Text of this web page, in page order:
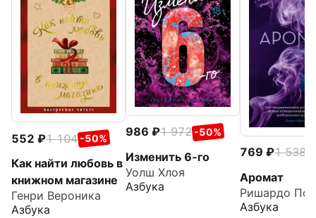
552 1 104 -50%
Как найти любовь в
книжном магазине
Генри Вероника
Азбука
986 1 972 -50%
Изменить 6-го
Уолш Хлоя
Азбука
769 1 538
Аромат
Ришардо
Азбука